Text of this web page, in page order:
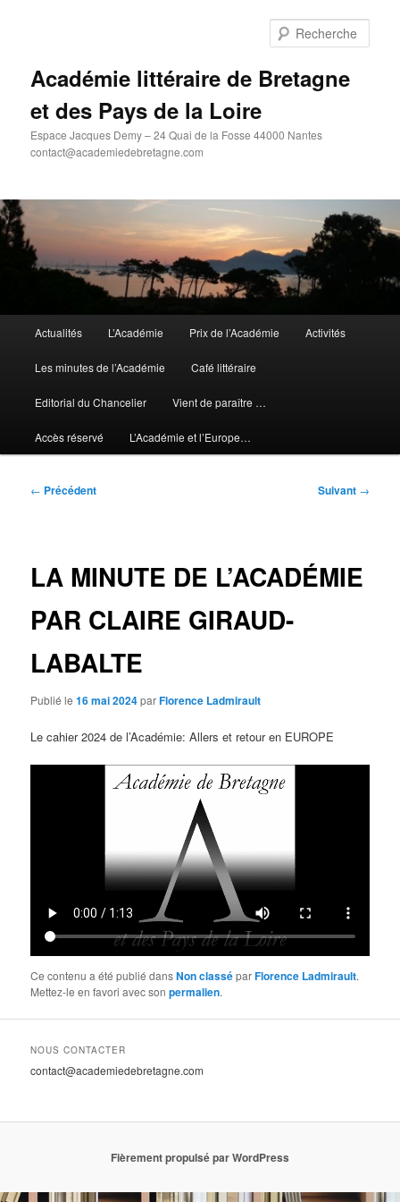
Académie littéraire de Bretagne
et des Pays de la Loire
Espace Jacques Demy – 24 Quai de la Fosse 44000 Nantes
contact@academiedebretagne.com
principal
Actualités L’Académie Prix de l’Académie Activités
Les minutes de l’Académie Café littéraire
Editorial du Chancelier Vient de paraître …
Accès réservé L’Académie et l’Europe…
Navigation
← Précédent Suivant →
LA MINUTE DE L’ACADÉMIE
PAR CLAIRE GIRAUD-
LABALTE
Publié le16 mai 2024parFlorence Ladmirault
Le cahier 2024 de l’Académie: Allers et retour en EUROPE
Ce contenu a été publié dansNon classéparFlorence Ladmirault.
Mettez-le en favori avec sonpermalien.
NOUS CONTACTER
contact@academiedebretagne.com
Fièrement propulsé par WordPress